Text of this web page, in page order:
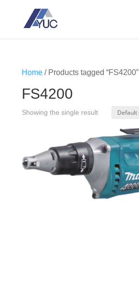
Home/ Products tagged “FS4200”
FS4200
Showing the single result